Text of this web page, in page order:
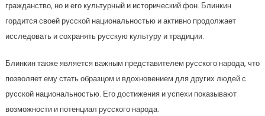
гражданство, но и его культурный и исторический фон. Блинкин
гордится своей русской национальностью и активно продолжает
исследовать и сохранять русскую культуру и традиции.
Блинкин также является важным представителем русского народа, что
позволяет ему стать образцом и вдохновением для других людей с
русской национальностью. Его достижения и успехи показывают
возможности и потенциал русского народа.